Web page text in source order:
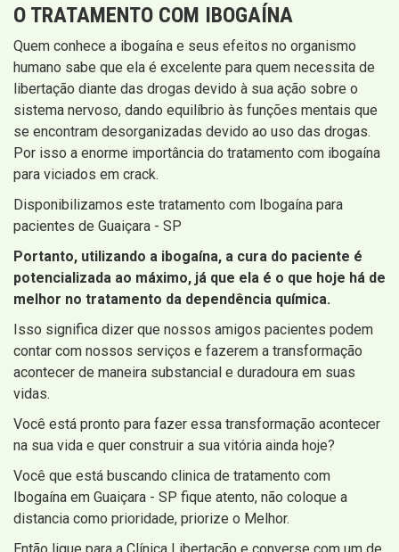
O TRATAMENTO COM IBOGAÍNA
Quem conhece a ibogaína e seus efeitos no organismo
humano sabe que ela é excelente para quem necessita de
libertação diante das drogas devido à sua ação sobre o
sistema nervoso, dando equilíbrio às funções mentais que
se encontram desorganizadas devido ao uso das drogas.
Por isso a enorme importância do tratamento com ibogaína
para viciados em crack.
Disponibilizamos este tratamento com Ibogaína para
pacientes de Guaiçara - SP
Portanto, utilizando a ibogaína, a cura do paciente é
potencializada ao máximo, já que ela é o que hoje há de
melhor no tratamento da dependência química.
Isso significa dizer que nossos amigos pacientes podem
contar com nossos serviços e fazerem a transformação
acontecer de maneira substancial e duradoura em suas
vidas.
Você está pronto para fazer essa transformação acontecer
na sua vida e quer construir a sua vitória ainda hoje?
Você que está buscando clinica de tratamento com
Ibogaína em Guaiçara - SP fique atento, não coloque a
distancia como prioridade, priorize o Melhor.